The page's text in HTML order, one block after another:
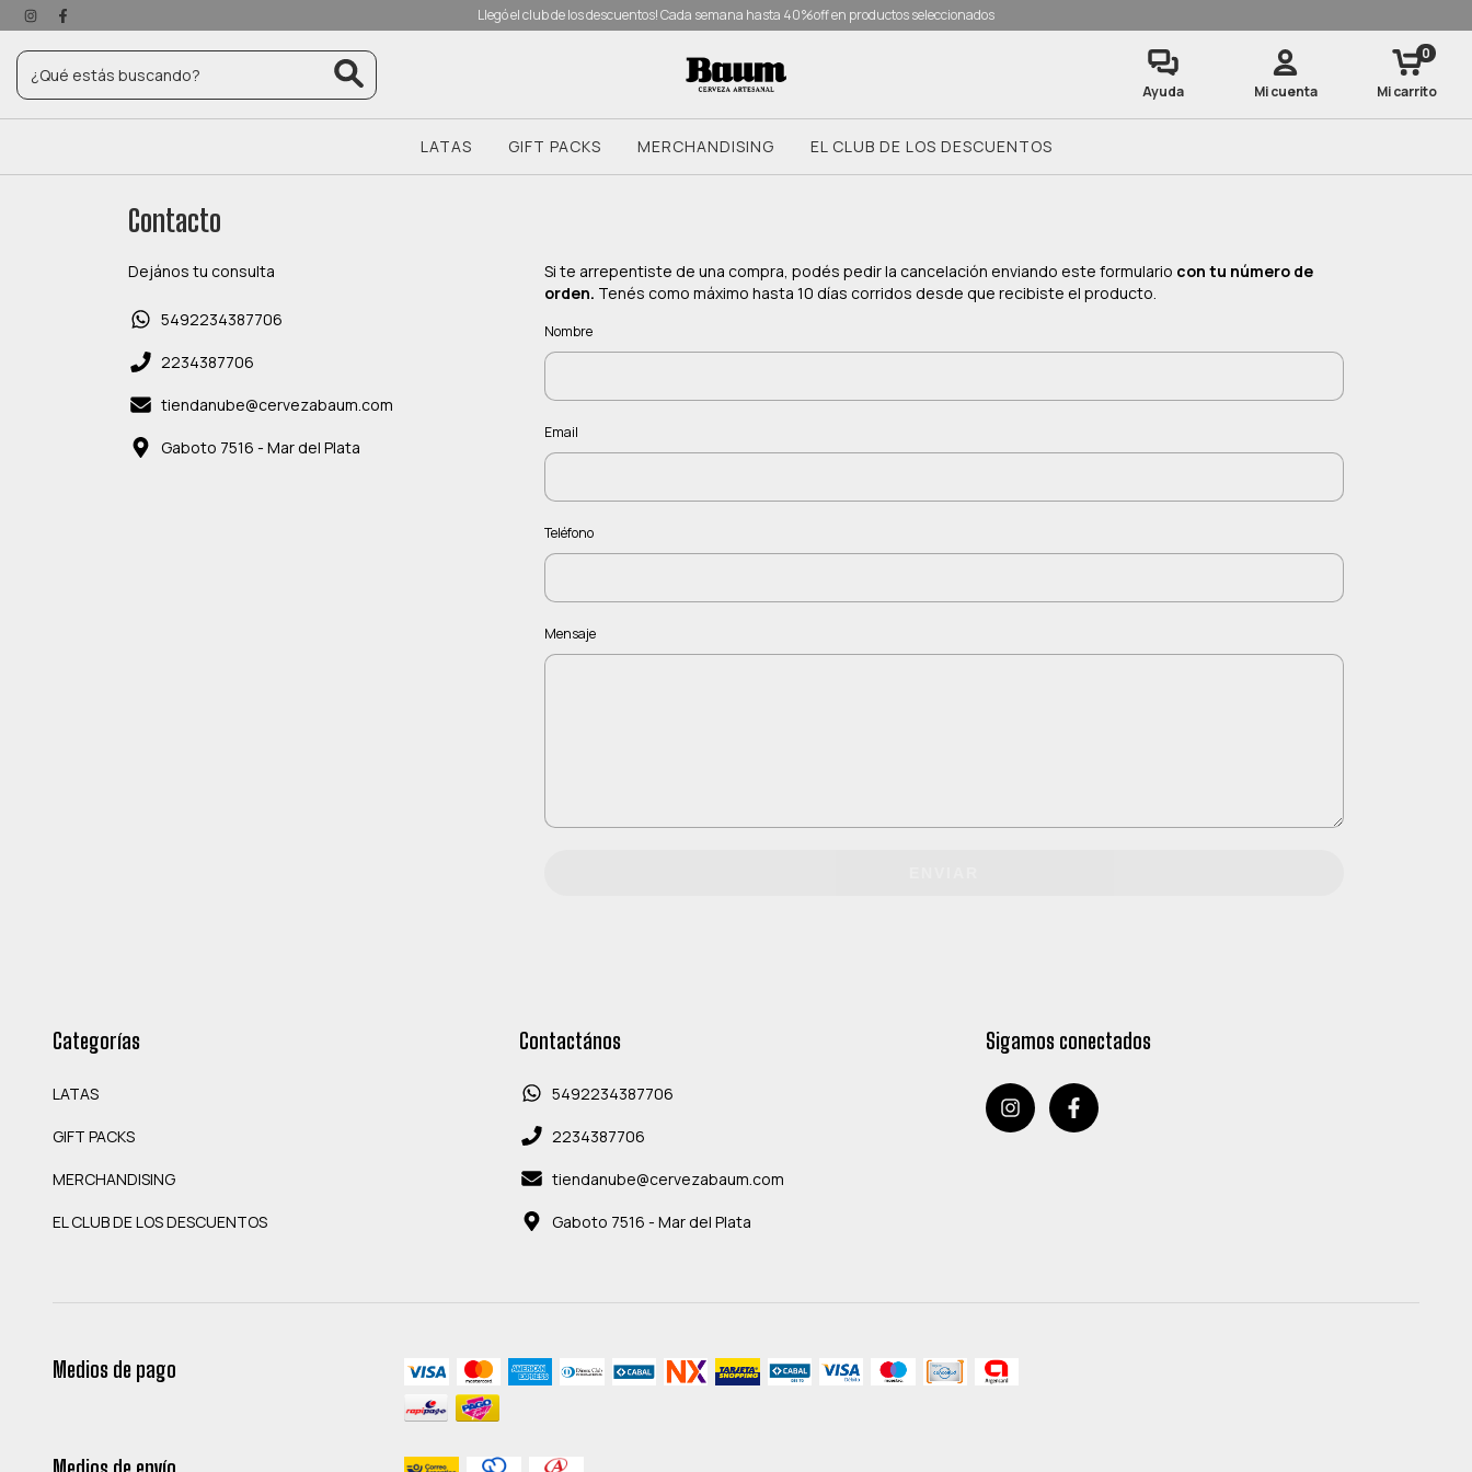
Llegó el club de los descuentos! Cada semana hasta 40%off en productos seleccionados
Ayuda Mi cuenta Mi carrito
0
LATAS GIFT PACKS MERCHANDISING EL CLUB DE LOS DESCUENTOS
Contacto
Dejános tu consulta
5492234387706
2234387706
tiendanube@cervezabaum.com
Gaboto 7516 - Mar del Plata
Si te arrepentiste de una compra, podés pedir la cancelación enviando este formulario con tu número de
orden. Tenés como máximo hasta 10 días corridos desde que recibiste el producto.
Nombre
Email
Teléfono
Mensaje
Categorías
LATAS
GIFT PACKS
MERCHANDISING
EL CLUB DE LOS DESCUENTOS
Contactános
5492234387706
2234387706
tiendanube@cervezabaum.com
Gaboto 7516 - Mar del Plata
Sigamos conectados
Medios de pago